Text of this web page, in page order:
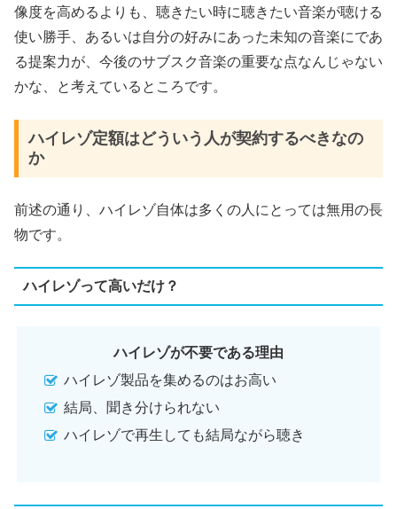
像度を高めるよりも、聴きたい時に聴きたい音楽が聴ける
使い勝手、あるいは自分の好みにあった未知の音楽にであ
る提案力が、今後のサブスク音楽の重要な点なんじゃない
かな、と考えているところです。
ハイレゾ定額はどういう人が契約するべきなの
か
前述の通り、ハイレゾ自体は多くの人にとっては無用の長
物です。
ハイレゾって高いだけ？
ハイレゾが不要である理由
ハイレゾ製品を集めるのはお高い
結局、聞き分けられない
ハイレゾで再生しても結局ながら聴き